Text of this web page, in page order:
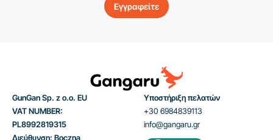
Εγγραφείτε
GunGan Sp. z o.o. EU
VAT NUMBER:
PL8992819315
Διεύθυνση: Boczna
Υποστήριξη πελατών
+30 6984839113
info@gangaru.gr